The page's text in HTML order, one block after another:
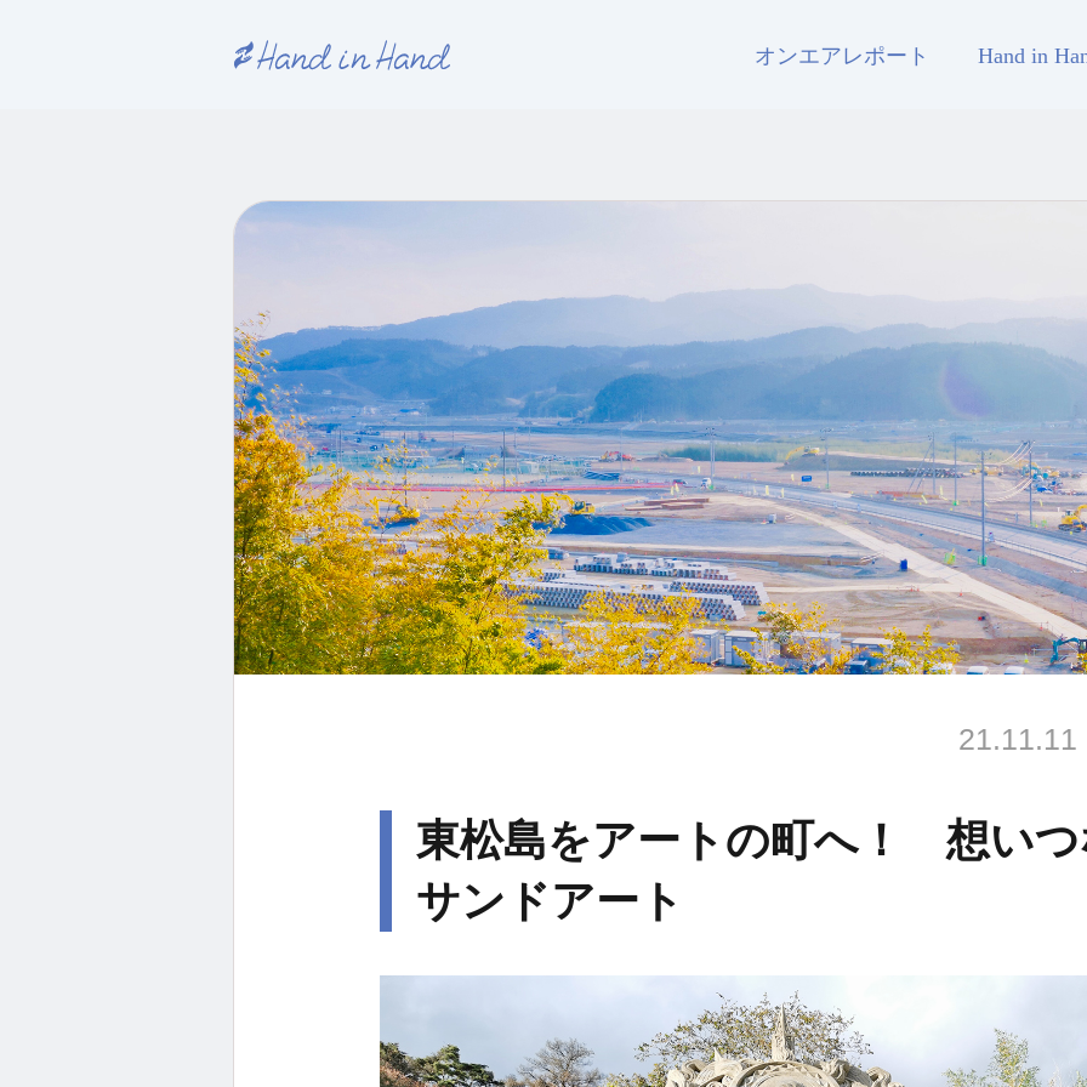
オンエアレポート Hand in
21.11.11
東松島をアートの町へ！ 想い
サンドアート